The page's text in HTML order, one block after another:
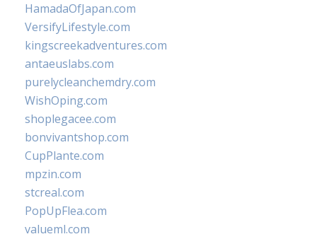
HamadaOfJapan.com
VersifyLifestyle.com
kingscreekadventures.com
antaeuslabs.com
purelycleanchemdry.com
WishOping.com
shoplegacee.com
bonvivantshop.com
CupPlante.com
mpzin.com
stcreal.com
PopUpFlea.com
valueml.com